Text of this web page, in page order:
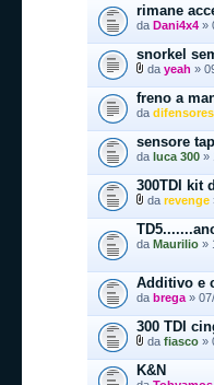
rimane
da Dani4x4 »
snorkel
da yeah »
freno a
da
sensore
da luca 300 »
300TDI kit
da revenge
da Maurilio »
Additivo e
da brega »
300 TDI
da fiasco »
K&N